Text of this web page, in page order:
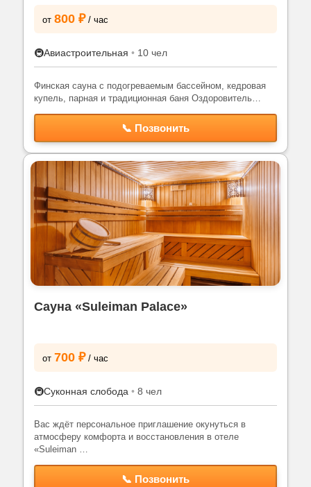
от 800 ₽ / час
🚇Авиастроительная • 10 чел
Финская сауна с подогреваемым бассейном, кедровая
купель, парная и традиционная баня Оздоровитель…
📞 Позвонить
Сауна «Suleiman Palace»
от 700 ₽ / час
🚇Суконная слобода • 8 чел
Вас ждёт персональное приглашение окунуться в
атмосферу комфорта и восстановления в отеле
«Suleiman …
📞 Позвонить